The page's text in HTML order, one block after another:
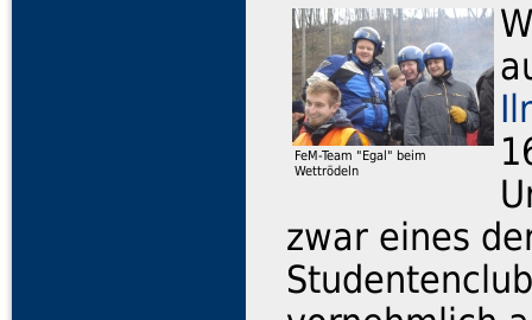
FeM-Team "Egal" beim
Wettrödeln
zwar eines